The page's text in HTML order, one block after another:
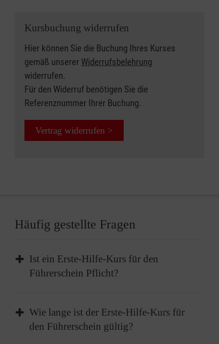
Kursbuchung widerrufen
Hier können Sie die Buchung Ihres Kurses
gemäß unserer Widerrufsbelehrung
widerrufen.
Für den Widerruf benötigen Sie die
Referenznummer Ihrer Buchung.
Vertrag widerrufen >
Häufig gestellte Fragen
Ist ein Erste-Hilfe-Kurs für den
Führerschein Pflicht?
Die Teilnahme an einem Erste-Hilfe-Kurs ist
Pflicht, bevor Sie Ihren Führerschein erhalten
können. Vor der Führerscheinprüfung müssen
Wie lange ist der Erste-Hilfe-Kurs für
den Führerschein gültig?